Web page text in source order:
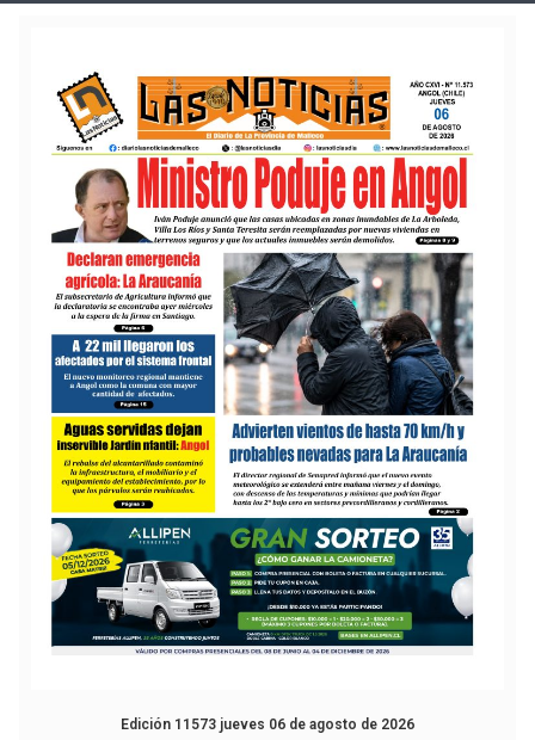
Edición 11573 jueves 06 de agosto de 2026